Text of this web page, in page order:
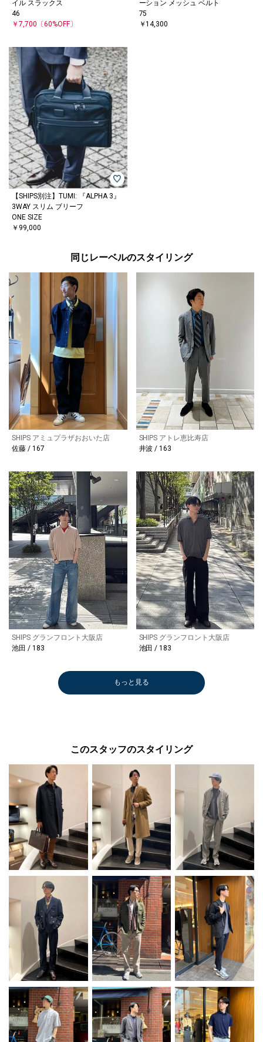
イル スラックス
46
￥7,700 〔60%OFF〕
ーション メッシュ ベルト
75
￥14,300
【SHIPS別注】TUMI: 『ALPHA 3』
3WAY スリム ブリーフ
ONE SIZE
￥99,000
同じレーベルのスタイリング
SHIPS アミュプラザおおいた店
佐藤 / 167
SHIPS アトレ恵比寿店
井波 / 163
SHIPS グランフロント大阪店
池田 / 183
SHIPS グランフロント大阪店
池田 / 183
もっと見る
このスタッフのスタイリング